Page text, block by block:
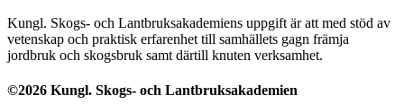
Kungl. Skogs- och Lantbruksakademiens uppgift är att med stöd av
vetenskap och praktisk erfarenhet till samhällets gagn främja
jordbruk och skogsbruk samt därtill knuten verksamhet.
©2026 Kungl. Skogs- och Lantbruksakademien